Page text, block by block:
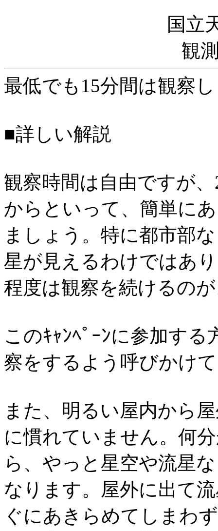
国立
観
最低でも15分間は観察
■詳しい解説
観察時間は自由ですが
からといって、簡単に
ましょう。特に都市部
星が見えるわけではあ
程度は観察を続けるの
このｷｬﾝﾍﾟｰﾝに参加す
察をするよう呼びかけ
また、明るい屋内から
に慣れていません。何
ら、やっと星空や流星
なります。屋外に出て
ぐにあきらめてしまわ